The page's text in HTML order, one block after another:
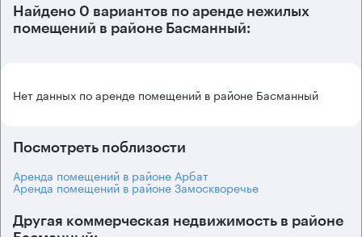
Найдено 0 вариантов по аренде нежилых
помещений в районе Басманный:
Нет данных по аренде помещений в районе Басманный
Посмотреть поблизости
Аренда помещений в районе Арбат
Аренда помещений в районе Замоскворечье
Другая коммерческая недвижимость в районе